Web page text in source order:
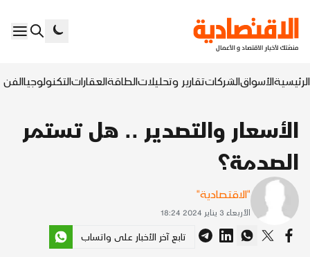
الرئيسيةالأسواقالشركاتتقارير وتحليلاتالطاقةالعقاراتالتكنولوجياالفن
الأسعار والتصدير .. هل تستمر
الصدمة؟
"الاقتصادية"
الأربعاء 3 يناير 2024 18:24
تابع آخر الأخبار على واتساب